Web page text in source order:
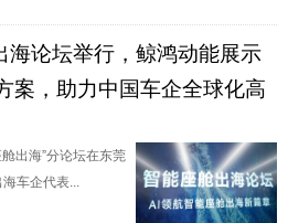
海论坛举行，鲸鸿动能展示
案，助力中国车企全球化高
出海”分论坛在东莞
车企代表...